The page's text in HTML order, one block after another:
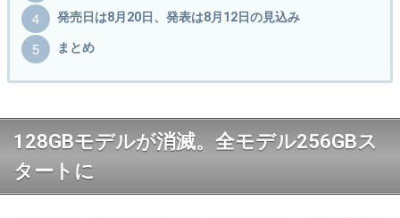
発売日は8月20日、発表は8月12日の見込み
まとめ
128GBモデルが消滅。全モデル256GBス
タートに